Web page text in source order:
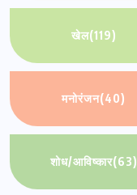
खेल(119)
मनोरंजन(40)
शोध/आविष्कार(63)